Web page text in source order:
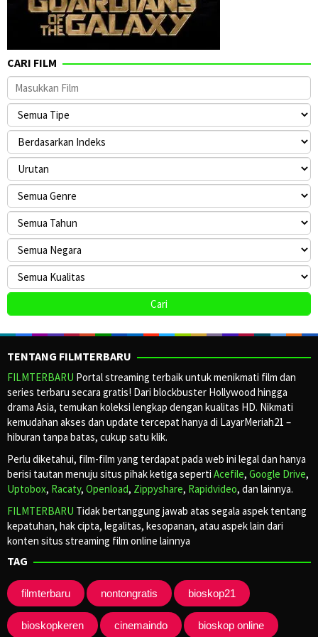
CARI FILM
TENTANG FILMTERBARU
FILMTERBARU Portal streaming terbaik untuk menikmati film dan
series terbaru secara gratis! Dari blockbuster Hollywood hingga
drama Asia, temukan koleksi lengkap dengan kualitas HD. Nikmati
kemudahan akses dan update tercepat hanya di LayarMeriah21 –
hiburan tanpa batas, cukup satu klik.
Perlu diketahui, film-film yang terdapat pada web ini legal dan hanya
berisi tautan menuju situs pihak ketiga seperti Acefile, Google Drive,
Uptobox, Racaty, Openload, Zippyshare, Rapidvideo, dan lainnya.
FILMTERBARU Tidak bertanggung jawab atas segala aspek tentang
kepatuhan, hak cipta, legalitas, kesopanan, atau aspek lain dari
konten situs streaming film online lainnya
TAG
filmterbaru nontongratis bioskop21
bioskopkeren cinemaindo bioskop online